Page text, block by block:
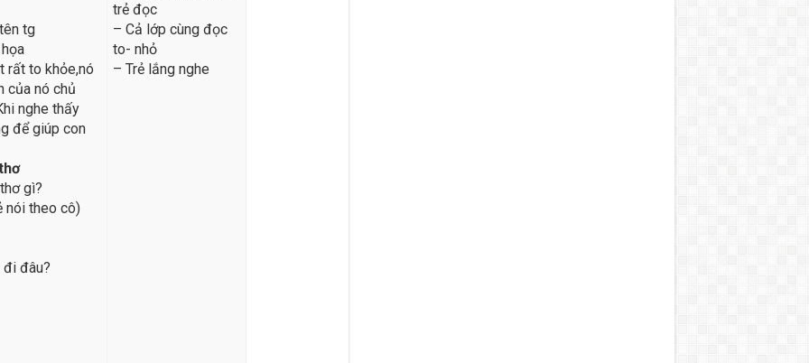
tg
rất to khỏe,nó
của nó chủ
nghe thấy
để giúp con
gì?
nói theo cô)
đi đâu?
trẻ đọc
– Cả lớp cùng đọc
to- nhỏ
– Trẻ lắng nghe